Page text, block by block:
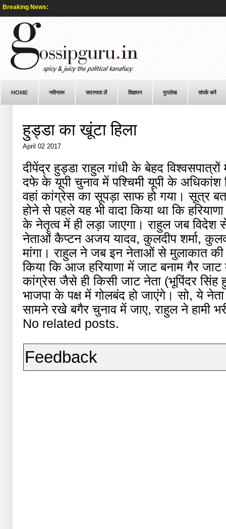
Breaking News:
HOME नवीनतम सदस्यता लें विज्ञापन पुरालेख संपर्क करै
हुड्डा का खूंटा हिला
April 02 2017
दीपेंद्र हुड्डा राहुल गांधी के बेहद
दफे के यूपी चुनाव में पश्चिमी यूपी के
वहां कांग्रेस का सूपड़ा साफ हो गया। सूत्र
होने से पहले यह भी वादा किया था कि
के नेतृत्व में ही लड़ा जाएगा। राहुल जब विदेश
नेताओं कैप्टन अजय यादव, कुलदीप शर्मा,
मांगा। राहुल ने जब इन नेताओं से मुलाकात
किया कि आज हरियाणा में जाट बनाम गैर जाट
कांग्रेस जैसे ही किसी जाट नेता (भूपिंदर
भाजपा के पक्ष में गोलबंद हो जाएंगे। सो, ये
सामने रखे बगैर चुनाव में जाए, राहुल ने हामी
No related posts.
Feedback